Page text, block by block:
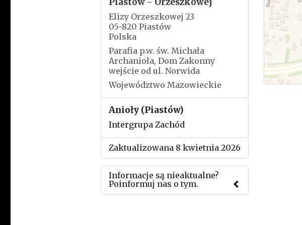
Elizy Orzeszkowej 23
05-820 Piastów
Polska
Parafia p.w. św. Michała
Archanioła, Dom Zakonny
wejście od ul. Norwida
Województwo Mazowieckie
Anioły (Piastów)
Intergrupa Zachód
Zaktualizowana 8 kwietnia 2026
Informacje są nieaktualne?
Poinformuj nas o tym.